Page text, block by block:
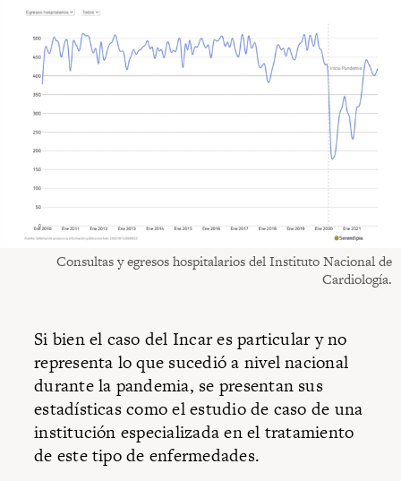
Consultas y egresos hospitalarios del Instituto Nacional de
Cardiología.
Si bien el caso del Incar es particular y no
representa lo que sucedió a nivel nacional
durante la pandemia, se presentan sus
estadísticas como el estudio de caso de una
institución especializada en el tratamiento
de este tipo de enfermedades.